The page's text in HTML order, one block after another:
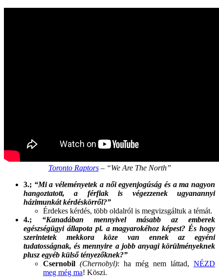
Toronto Raptors– “We Are The North”
3.; “Mi a véleményetek a női egyenjogúság és a ma nagyon
hangoztatott, a férfiak is végezzenek ugyanannyi
házimunkát kérdéskörről?”
Érdekes kérdés, több oldalról is megvizsgáltuk a témát.
4.; “Kanadában mennyivel másabb az emberek
egészségügyi állapota pl. a magyarokéhoz képest? És hogy
szerintetek mekkora köze van ennek az egyéni
tudatosságnak, és mennyire a jobb anyagi körülményeknek
plusz egyéb külső tényezőknek?”
Csernobil (Chernobyl): ha még nem láttad, NÉZD
meg még ma! Köszi.